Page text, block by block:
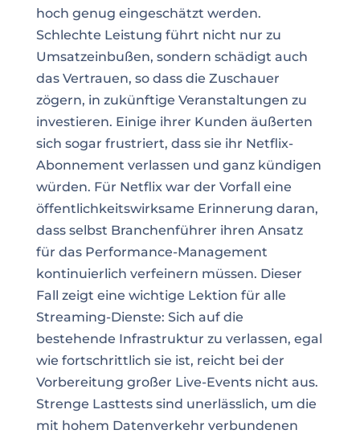
hoch genug eingeschätzt werden.
Schlechte Leistung führt nicht nur zu
Umsatzeinbußen, sondern schädigt auch
das Vertrauen, so dass die Zuschauer
zögern, in zukünftige Veranstaltungen zu
investieren. Einige ihrer Kunden äußerten
sich sogar frustriert, dass sie ihr Netflix-
Abonnement verlassen und ganz kündigen
würden. Für Netflix war der Vorfall eine
öffentlichkeitswirksame Erinnerung daran,
dass selbst Branchenführer ihren Ansatz
für das Performance-Management
kontinuierlich verfeinern müssen. Dieser
Fall zeigt eine wichtige Lektion für alle
Streaming-Dienste: Sich auf die
bestehende Infrastruktur zu verlassen, egal
wie fortschrittlich sie ist, reicht bei der
Vorbereitung großer Live-Events nicht aus.
Strenge Lasttests sind unerlässlich, um die
mit hohem Datenverkehr verbundenen